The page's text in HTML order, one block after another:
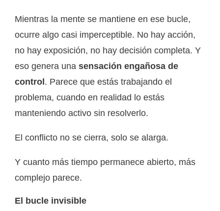
Mientras la mente se mantiene en ese bucle,
ocurre algo casi imperceptible. No hay acción,
no hay exposición, no hay decisión completa. Y
eso genera una sensación engañosa de
control. Parece que estás trabajando el
problema, cuando en realidad lo estás
manteniendo activo sin resolverlo.
El conflicto no se cierra, solo se alarga.
Y cuanto más tiempo permanece abierto, más
complejo parece.
El bucle invisible